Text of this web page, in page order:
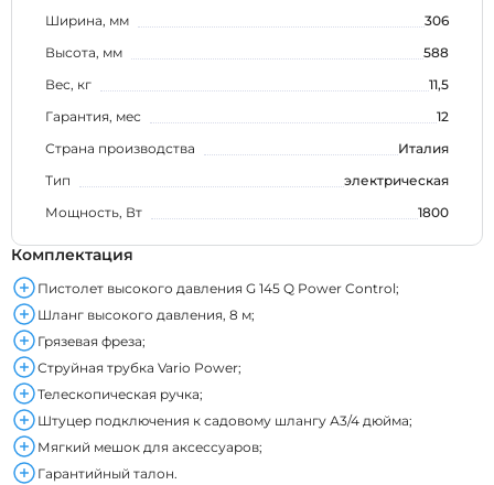
Ширина, мм
306
Высота, мм
588
Вес, кг
11,5
Гарантия, мес
12
Страна производства
Италия
Тип
электрическая
Мощность, Вт
1800
Комплектация
Пистолет высокого давления G 145 Q Power Control;
Шланг высокого давления, 8 м;
Грязевая фреза;
Струйная трубка Vario Power;
Телескопическая ручка;
Штуцер подключения к садовому шлангу А3/4 дюйма;
Мягкий мешок для аксессуаров;
Гарантийный талон.